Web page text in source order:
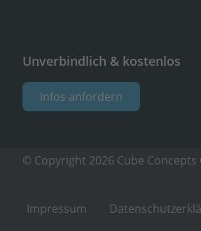
Unverbindlich & kostenlos
Infos anfordern
© Copyright 2026 Cube Concepts
Impressum